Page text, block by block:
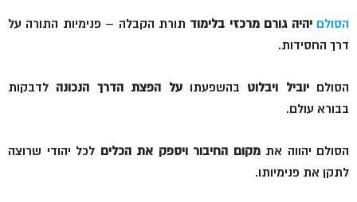
הסולםיהיה גורם מרכזי בלימוד תורת הקבלה – פנימיות התורה על
דרך החסידות.
הסולםיוביל ויבלוט בהשפעתועל הפצת הדרך הנכונה לדבקות
בבורא עולם.
הסולם יהווה אתמקום החיבור ויספק את הכלים לכל יהודי שרוצה
לתקן את פנימיותו.